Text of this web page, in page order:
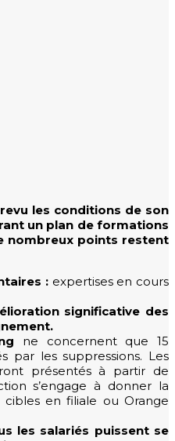
les conditions de son
un plan de formations
nombreux points restent
:expertises en cours
significative des
ne concernent que 15
par les suppressions. Les
présentés à partir de
s’engage à donner la
cibles en filiale ou Orange
les salariés puissent se